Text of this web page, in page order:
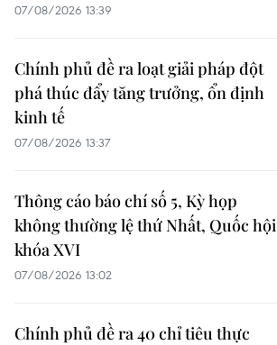
07/08/2026 13:39
Chính phủ đề ra loạt giải pháp đột
phá thúc đẩy tăng trưởng, ổn định
kinh tế
07/08/2026 13:37
Thông cáo báo chí số 5, Kỳ họp
không thường lệ thứ Nhất, Quốc hội
khóa XVI
07/08/2026 13:02
Chính phủ đề ra 40 chỉ tiêu thực